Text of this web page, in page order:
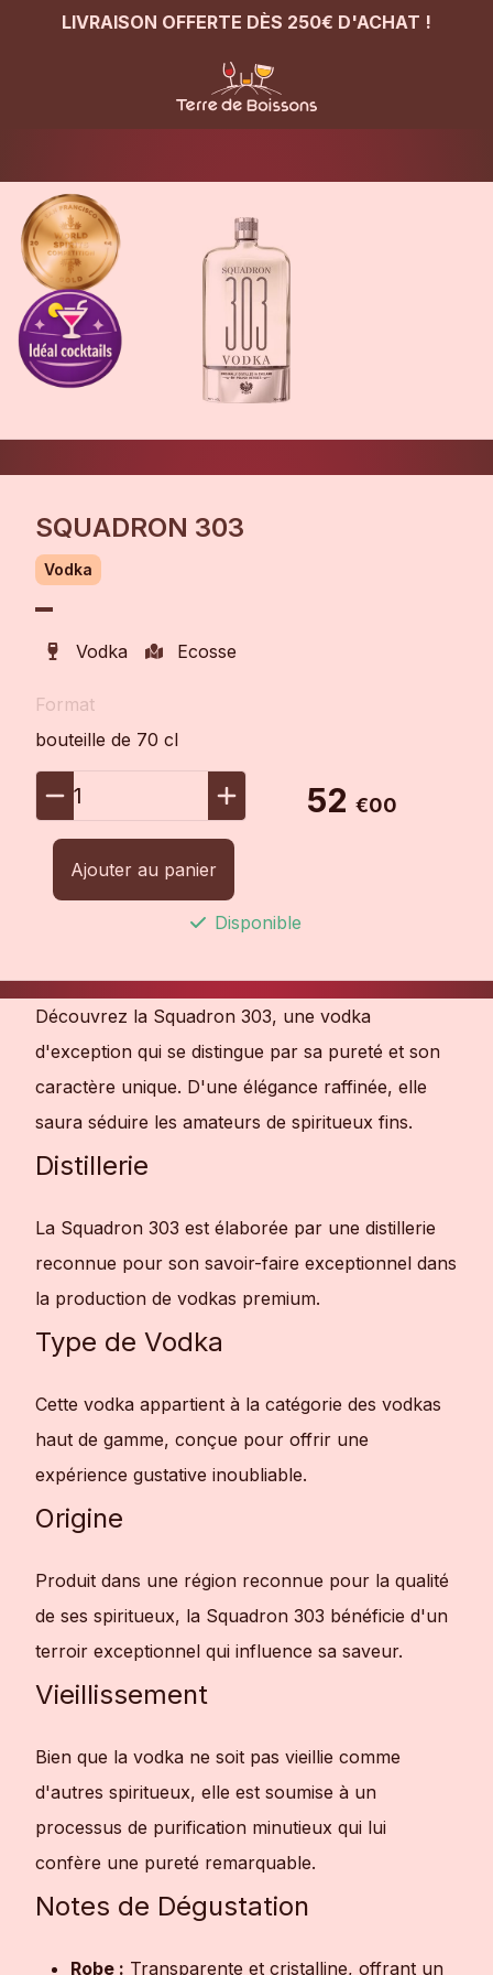
LIVRAISON OFFERTE DÈS 250€ D'ACHAT !
SQUADRON 303
Vodka
Vodka Ecosse
Format
bouteille de 70 cl
1 52 €00
Ajouter au panier
Disponible
Découvrez la Squadron 303, une vodka
d'exception qui se distingue par sa pureté et son
caractère unique. D'une élégance raffinée, elle
saura séduire les amateurs de spiritueux fins.
Distillerie
La Squadron 303 est élaborée par une distillerie
reconnue pour son savoir-faire exceptionnel dans
la production de vodkas premium.
Type de Vodka
Cette vodka appartient à la catégorie des vodkas
haut de gamme, conçue pour offrir une
expérience gustative inoubliable.
Origine
Produit dans une région reconnue pour la qualité
de ses spiritueux, la Squadron 303 bénéficie d'un
terroir exceptionnel qui influence sa saveur.
Vieillissement
Bien que la vodka ne soit pas vieillie comme
d'autres spiritueux, elle est soumise à un
processus de purification minutieux qui lui
confère une pureté remarquable.
Notes de Dégustation
Robe : Transparente et cristalline, offrant un